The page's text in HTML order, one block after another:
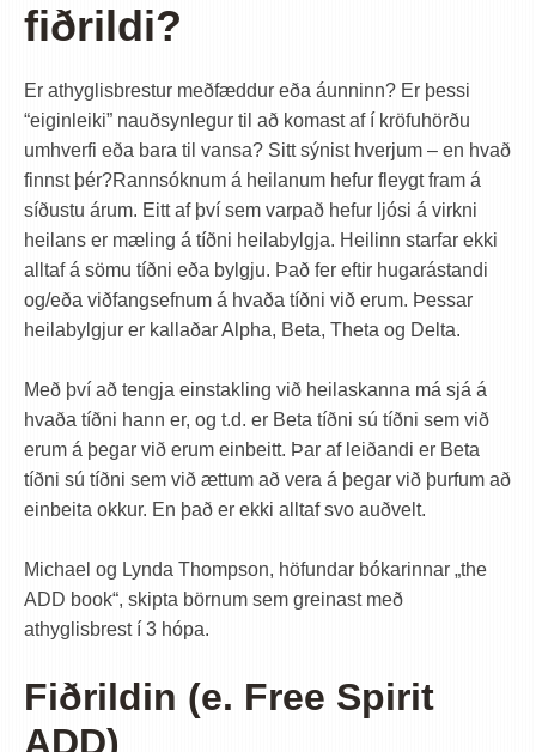
fiðrildi?
Er athyglisbrestur meðfæddur eða áunninn? Er þessi
“eiginleiki” nauðsynlegur til að komast af í kröfuhörðu
umhverfi eða bara til vansa? Sitt sýnist hverjum – en hvað
finnst þér?Rannsóknum á heilanum hefur fleygt fram á
síðustu árum. Eitt af því sem varpað hefur ljósi á virkni
heilans er mæling á tíðni heilabylgja. Heilinn starfar ekki
alltaf á sömu tíðni eða bylgju. Það fer eftir hugarástandi
og/eða viðfangsefnum á hvaða tíðni við erum. Þessar
heilabylgjur er kallaðar Alpha, Beta, Theta og Delta.
Með því að tengja einstakling við heilaskanna má sjá á
hvaða tíðni hann er, og t.d. er Beta tíðni sú tíðni sem við
erum á þegar við erum einbeitt. Þar af leiðandi er Beta
tíðni sú tíðni sem við ættum að vera á þegar við þurfum að
einbeita okkur. En það er ekki alltaf svo auðvelt.
Michael og Lynda Thompson, höfundar bókarinnar „the
ADD book“, skipta börnum sem greinast með
athyglisbrest í 3 hópa.
Fiðrildin (e. Free Spirit
ADD)